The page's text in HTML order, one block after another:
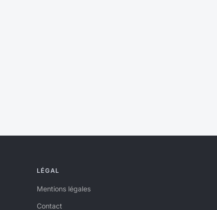
LÉGAL
Mentions légales
Contact